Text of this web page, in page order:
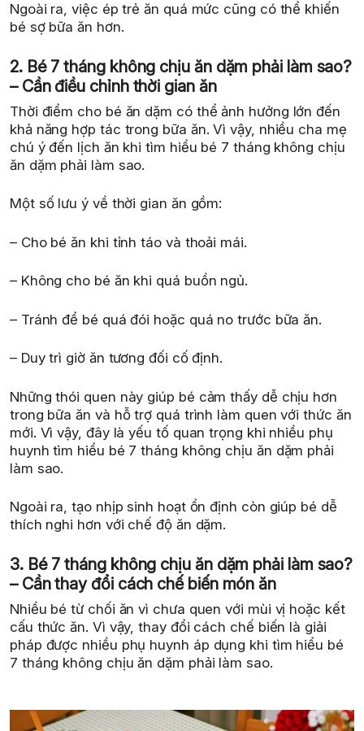
Ngoài ra, việc ép trẻ ăn quá mức cũng có thể khiến
bé sợ bữa ăn hơn.
2. Bé 7 tháng không chịu ăn dặm phải làm sao?
– Cần điều chỉnh thời gian ăn
Thời điểm cho bé ăn dặm có thể ảnh hưởng lớn đến
khả năng hợp tác trong bữa ăn. Vì vậy, nhiều cha mẹ
chú ý đến lịch ăn khi tìm hiểu bé 7 tháng không chịu
ăn dặm phải làm sao.
Một số lưu ý về thời gian ăn gồm:
– Cho bé ăn khi tỉnh táo và thoải mái.
– Không cho bé ăn khi quá buồn ngủ.
– Tránh để bé quá đói hoặc quá no trước bữa ăn.
– Duy trì giờ ăn tương đối cố định.
Những thói quen này giúp bé cảm thấy dễ chịu hơn
trong bữa ăn và hỗ trợ quá trình làm quen với thức ăn
mới. Vì vậy, đây là yếu tố quan trọng khi nhiều phụ
huynh tìm hiểu bé 7 tháng không chịu ăn dặm phải
làm sao.
Ngoài ra, tạo nhịp sinh hoạt ổn định còn giúp bé dễ
thích nghi hơn với chế độ ăn dặm.
3. Bé 7 tháng không chịu ăn dặm phải làm sao?
– Cần thay đổi cách chế biến món ăn
Nhiều bé từ chối ăn vì chưa quen với mùi vị hoặc kết
cấu thức ăn. Vì vậy, thay đổi cách chế biến là giải
pháp được nhiều phụ huynh áp dụng khi tìm hiểu bé
7 tháng không chịu ăn dặm phải làm sao.